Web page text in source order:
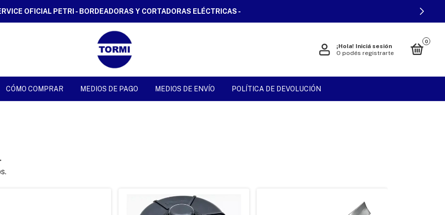
OFICIAL PETRI - BORDEADORAS Y CORTADORAS ELÉCTRICAS -
¡Hola! Iniciá sesión
O podés registrarte
0
CÓMO COMPRAR MEDIOS DE PAGO MEDIOS DE ENVÍO POLÍTICA DE DEVOLUCIÓN